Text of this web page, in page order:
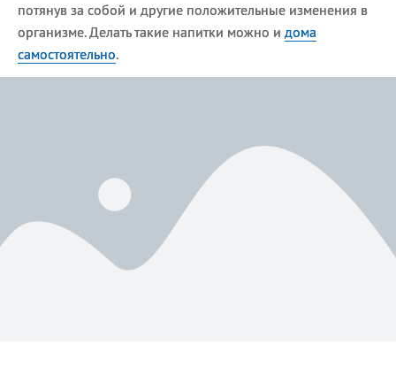
потянув за собой и другие положительные изменения в
организме. Делать такие напитки можно и дома
самостоятельно.